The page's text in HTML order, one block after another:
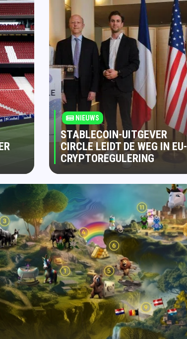
NIEUWS
STABLECOIN-UITGEVER
CIRCLE LEIDT DE WEG IN EU-
CRYPTOREGULERING